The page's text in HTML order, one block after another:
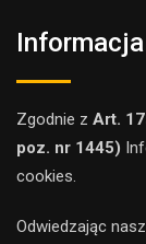
Zgodnie z Art.
poz. nr 1445)
cookies.
Odwiedzając